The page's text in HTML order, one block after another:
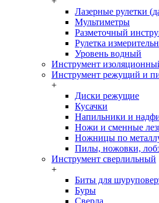
Лазерные рулетки
Мультиметры
Разметочный
Рулетка
Уровень водный
Инструмент
Инструмент режущий и
+
Диски режущие
Кусачки
Напильники и
Ножи и сменные
Ножницы по
Пилы, ножовки,
Инструмент сверлильный
+
Биты для
Буры
Сверла